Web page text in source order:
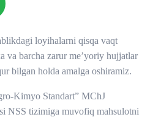
loyihalarni qisqa vaqt
va barcha zarur me’yoriy hujjatlar
bilgan holda amalga oshiramiz.
Kimyo Standart” MChJ
NSS tizimiga muvofiq mahsulotni